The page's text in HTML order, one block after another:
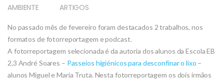
AMBIENTE ARTIGOS
No passado mês de fevereiro foram destacados 2 trabalhos, nos
formatos de fotorreportagem e podcast.
A fotorreportagem selecionada é da autoria dos alunos da Escola EB
2,3 André Soares – Passeios higiénicos para desconfinar o lixo –
alunos Miguel e Maria Truta. Nesta fotorreportagem os dois irmãos